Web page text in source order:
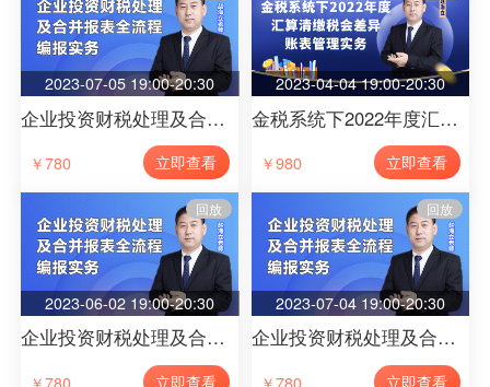
2023-07-05 19:00-20:30
企业投资财税处理及合并报表全流程编报实务（第6节）
￥780 立即查看
2023-04-04 19:00-20:30
金税系统下2022年度汇算清缴税会差异、账表管理实务（第11节）
￥980 立即查看
2023-06-02 19:00-20:30
回放
企业投资财税处理及合并报表全流程编报实务（第2节）
￥780 立即查看
2023-07-04 19:00-20:30
回放
企业投资财税处理及合并报表全流程编报实务（第5节）
￥780 立即查看